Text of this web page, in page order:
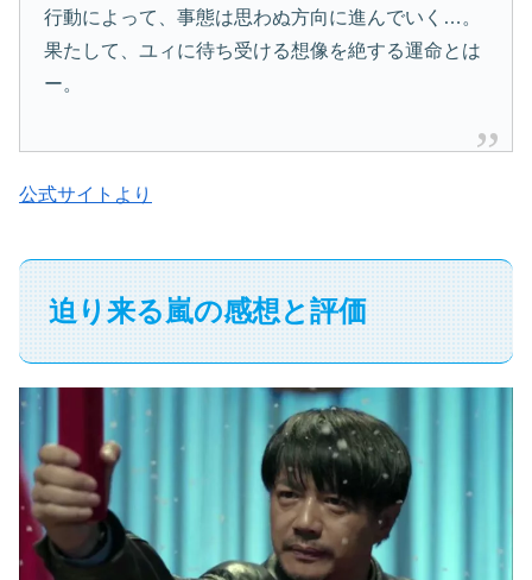
行動によって、事態は思わぬ方向に進んでいく…。
果たして、ユィに待ち受ける想像を絶する運命とは
ー。
公式サイトより
迫り来る嵐の感想と評価